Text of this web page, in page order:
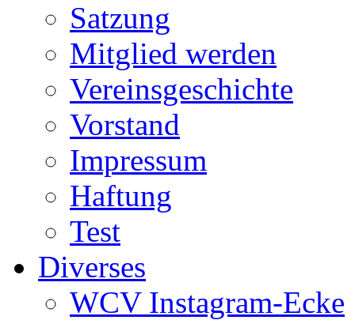
Satzung
Mitglied werden
Vereinsgeschichte
Vorstand
Impressum
Haftung
Test
Diverses
WCV Instagram-Ecke